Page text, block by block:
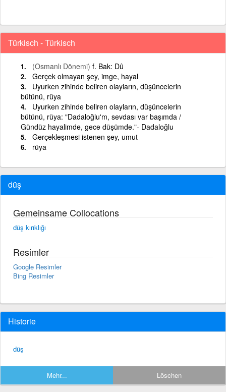
Türkisch - Türkisch
(Osmanlı Dönemi) f. Bak: Dû
Gerçek olmayan şey, imge, hayal
Uyurken zihinde beliren olayların, düşüncelerin
bütünü, rüya
Uyurken zihinde beliren olayların, düşüncelerin
bütünü, rüya: "Dadaloğlu'm, sevdası var başımda /
Gündüz hayalimde, gece düşümde."- Dadaloğlu
Gerçekleşmesi istenen şey, umut
rüya
düş
Gemeinsame Collocations
düş kırıklığı
Resimler
Google Resimler
Bing Resimler
Historie
düş
Mehr... Löschen